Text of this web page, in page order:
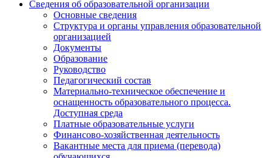
Сведения об образовательной организации
Основные сведения
Структура и органы управления образовательной
организацией
Документы
Образование
Руководство
Педагогический состав
Материально-техническое обеспечение и
оснащенность образовательного процесса.
Доступная среда
Платные образовательные услуги
Финансово-хозяйственная деятельность
Вакантные места для приема (перевода)